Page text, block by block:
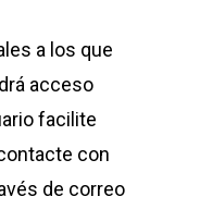
a los que
acceso
facilite
con
de correo